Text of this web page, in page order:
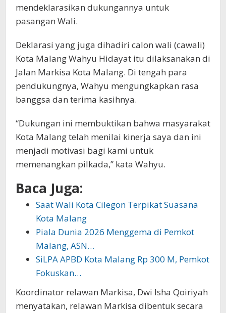
mendeklarasikan dukungannya untuk
pasangan Wali.
Deklarasi yang juga dihadiri calon wali (cawali)
Kota Malang Wahyu Hidayat itu dilaksanakan di
Jalan Markisa Kota Malang. Di tengah para
pendukungnya, Wahyu mengungkapkan rasa
banggsa dan terima kasihnya.
“Dukungan ini membuktikan bahwa masyarakat
Kota Malang telah menilai kinerja saya dan ini
menjadi motivasi bagi kami untuk
memenangkan pilkada,” kata Wahyu.
Baca Juga:
Saat Wali Kota Cilegon Terpikat Suasana
Kota Malang
Piala Dunia 2026 Menggema di Pemkot
Malang, ASN…
SiLPA APBD Kota Malang Rp 300 M, Pemkot
Fokuskan…
Koordinator relawan Markisa, Dwi Isha Qoiriyah
menyatakan, relawan Markisa dibentuk secara